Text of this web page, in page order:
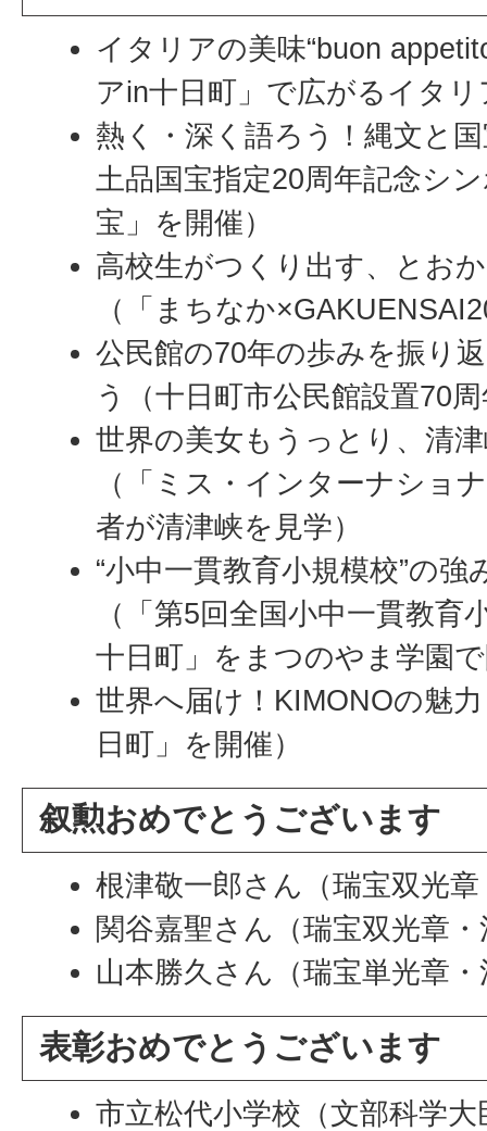
イタリアの美味“buon
アin十日町」で広がるイタ
熱く・深く語ろう！縄文と
土品国宝指定20周年記念シ
宝」を開催）
高校生がつくり出す、とお
（「まちなか
公民館の70年の歩みを振り
う（十日町市公民館設置70
世界の美女もうっとり、清
（「ミス・インターナショ
者が清津峡を見学）
“小中一貫教育小規模校”の
（「第5回全国小中一貫教
十日町」をまつのやま学園
世界へ届け！KIMONOの魅
日町」を開催）
叙勲おめでとうございます
根津敬一郎さん（瑞宝双光
関谷嘉聖さん（瑞宝双光章
山本勝久さん（瑞宝単光章
表彰おめでとうございます
市立松代小学校（文部科学